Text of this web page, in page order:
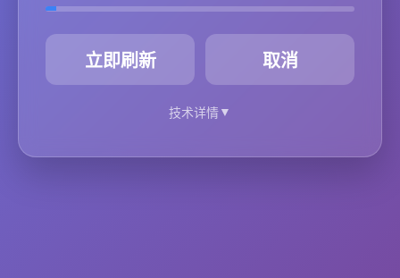
立即刷新 取消
技术详情▼